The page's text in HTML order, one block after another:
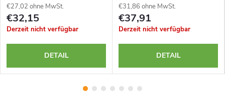
55 mm - blaues Etui
€27,02 ohne MwSt.
€32,15
Derzeit nicht verfügbar
DETAIL
75 mm - Kupfergriff
€31,86 ohne MwSt.
€37,91
Derzeit nicht verfügbar
DETAIL